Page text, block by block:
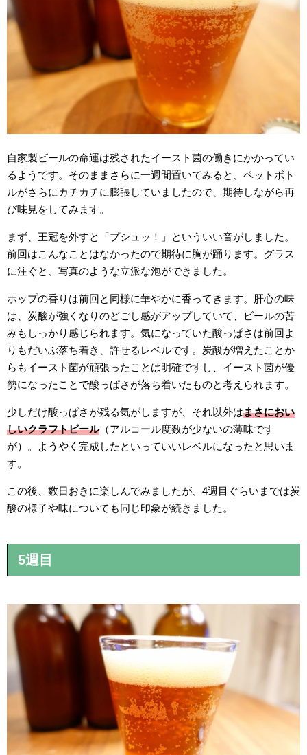
自家製ビールの命運は残されたイースト菌の働きにかかってい
るようです。そのままさらに一週間置いてみると、ペットボト
ルがさらにカチカチに膨張していましたので、期待しながら再
び味見をしてみます。
まず、王冠を外すと「プシュッ！」といういい音がしました。
前回はこんなことはなかったので期待に胸が踊ります。グラス
に注ぐと、写真のような立派な泡ができました。
ホップの香りは前回と同様に華やかに香ってきます。肝心の味
は、炭酸が強くなりのどごし感がアップしていて、ビールの苦
みもしっかり感じられます。気になっていた酸っぱさは前回よ
りもだいぶ落ち着き、許せるレベルです。炭酸が増えたことか
らもイースト菌が頑張ったことは明確ですし、イースト菌が優
勢になったことで酸っぱさが落ち着いたものと考えられます。
少しだけ酸っぱさが残る気がしますが、それ以外はまさにおい
しいクラフトビール（アルコール度数が少ないの薄味です
が）。ようやく完成したといっていいレベルになったと思いま
す。
この後、数日おきに楽しんでみましたが、4週目ぐらいまでは炭
酸の様子や味についても同じ印象が続きました。
5週目